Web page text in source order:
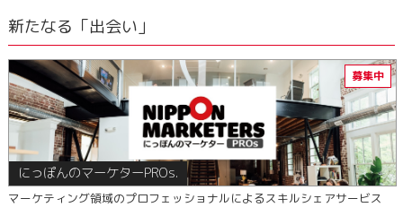
新たなる「出会い」
にっぽんのマーケターPROs.
マーケティング領域のプロフェッショナルによるスキルシェアサービス